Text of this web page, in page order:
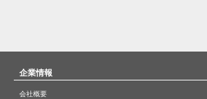
企業情報
会社概要